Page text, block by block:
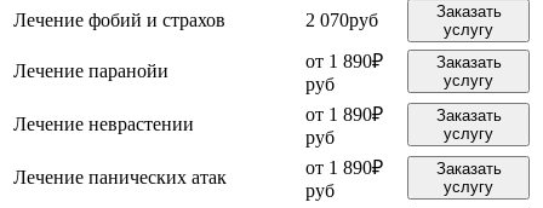
Лечение фобий и страхов 2 070руб
Заказать
услугу
Лечение паранойи
от 1 890₽
руб
Заказать
услугу
Лечение неврастении
от 1 890₽
руб
Заказать
услугу
Лечение панических атак
от 1 890₽
руб
Заказать
услугу